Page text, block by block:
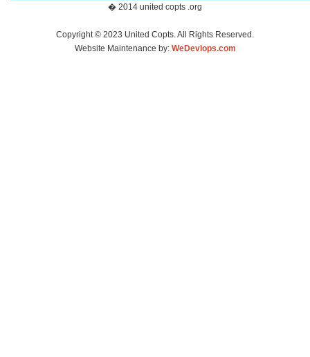
� 2014 united copts .org
Copyright © 2023 United Copts. All Rights Reserved.
Website Maintenance by: WeDevlops.com